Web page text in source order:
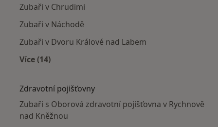
Zubaři v Chrudimi
Zubaři v Náchodě
Zubaři v Dvoru Králové nad Labem
Více (14)
Zdravotní pojišťovny
Zubaři s Oborová zdravotní pojišťovna v Rychnově
nad Kněžnou